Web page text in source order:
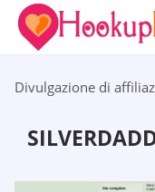
Divulgazione di